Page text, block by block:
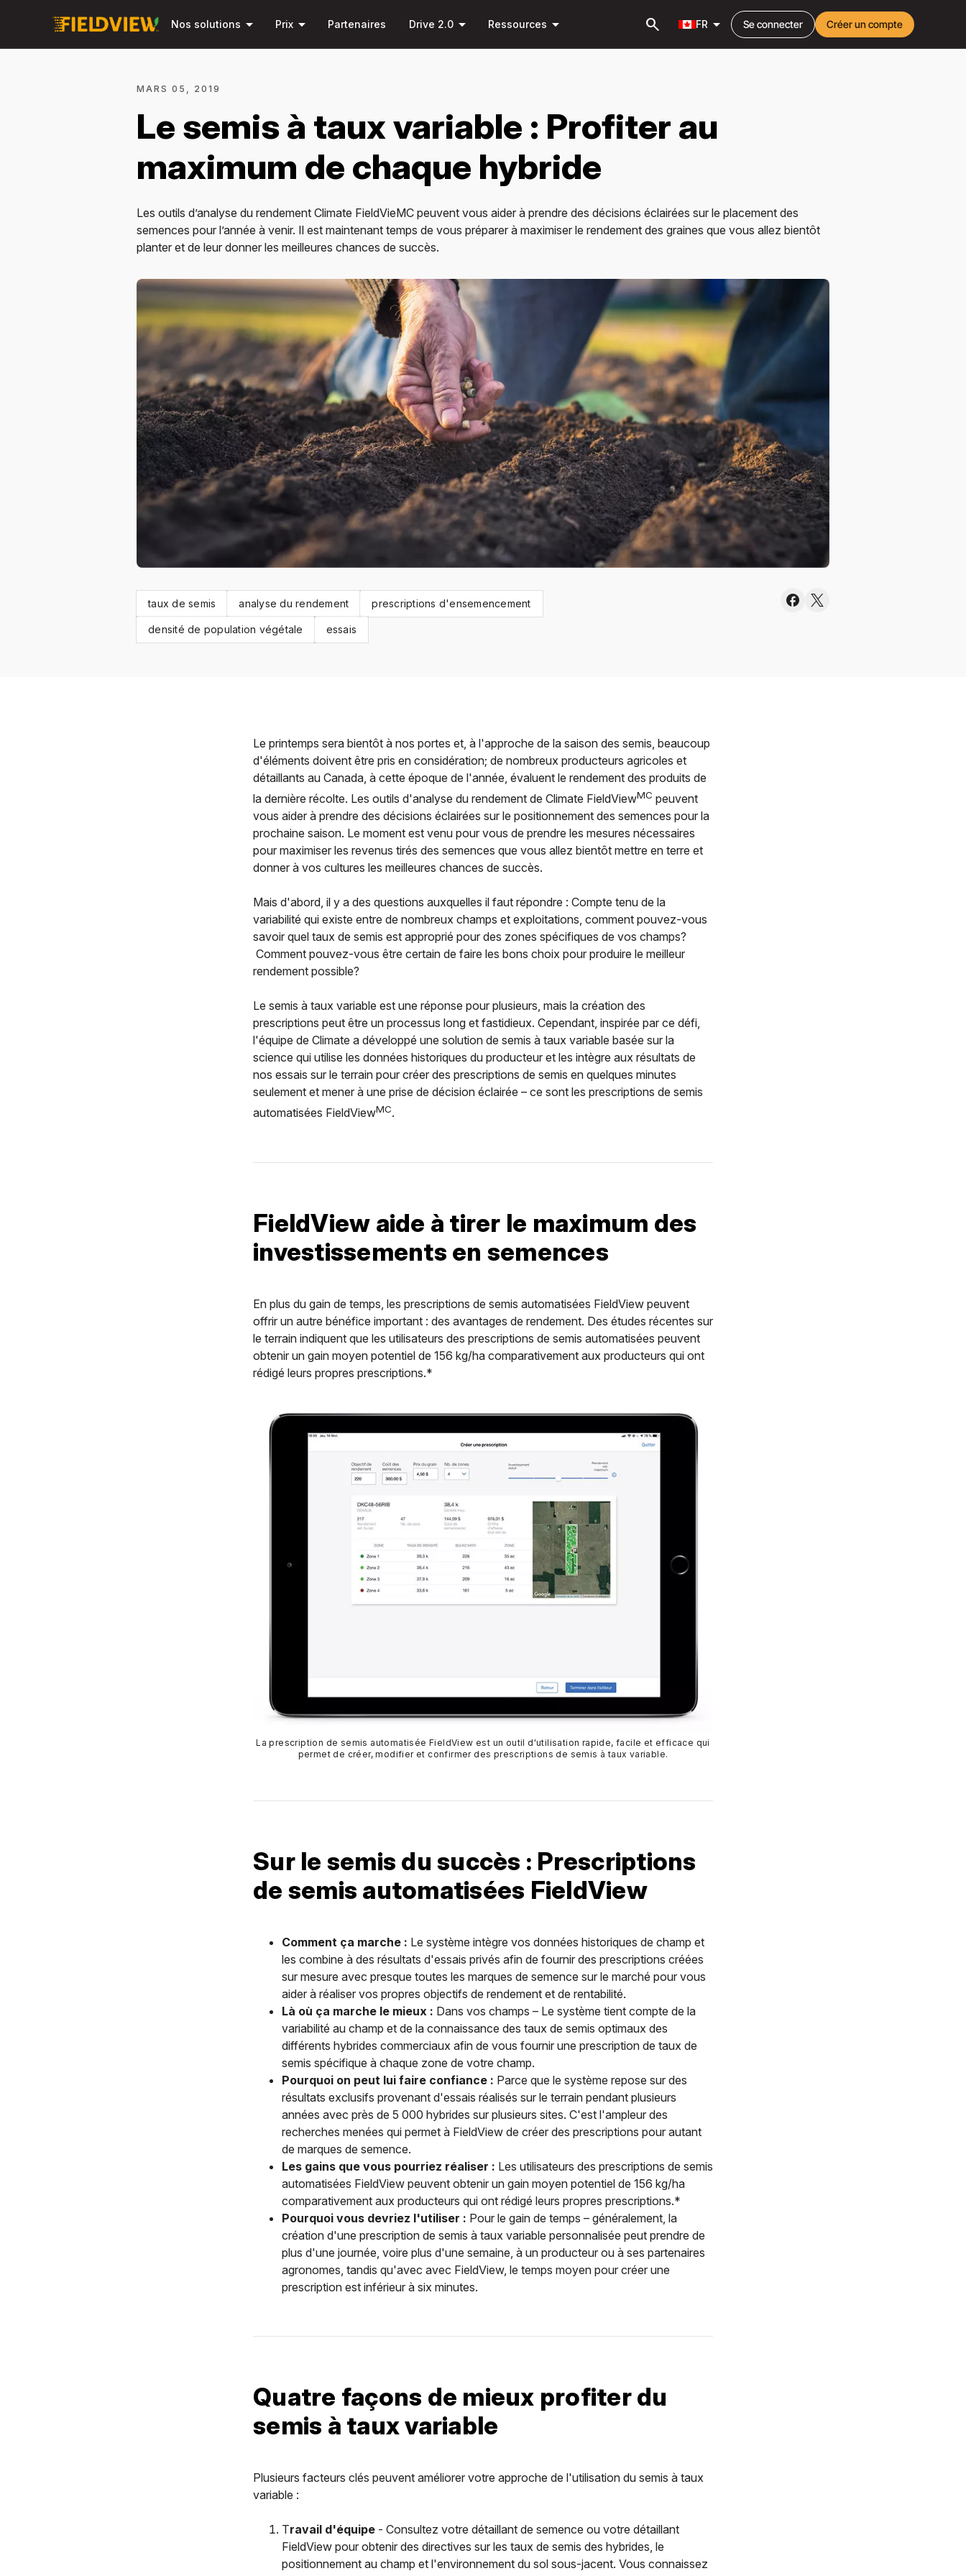
au
principal
Nos solutions arrow_drop_down Prix arrow_drop_down Partenaires Drive 2.0 arrow_drop_down Ressources arrow_drop_down search FR arrow_drop_down Se connecter Créer un compte
MARS 05, 2019
Le semis à taux variable : Profiter au
maximum de chaque hybride
Les outils d’analyse du rendement Climate FieldVieMC peuvent vous aider à prendre des décisions éclairées sur le placement des
semences pour l’année à venir. Il est maintenant temps de vous préparer à maximiser le rendement des graines que vous allez bientôt
planter et de leur donner les meilleures chances de succès.
taux de semis analyse du rendement prescriptions d'ensemencement
densité de population végétale essais
Le printemps sera bientôt à nos portes et, à l'approche de la saison des semis, beaucoup
d'éléments doivent être pris en considération; de nombreux producteurs agricoles et
détaillants au Canada, à cette époque de l'année, évaluent le rendement des produits de
la dernière récolte. Les outils d'analyse du rendement de Climate FieldViewMC peuvent
vous aider à prendre des décisions éclairées sur le positionnement des semences pour la
prochaine saison. Le moment est venu pour vous de prendre les mesures nécessaires
pour maximiser les revenus tirés des semences que vous allez bientôt mettre en terre et
donner à vos cultures les meilleures chances de succès.
Mais d'abord, il y a des questions auxquelles il faut répondre : Compte tenu de la
variabilité qui existe entre de nombreux champs et exploitations, comment pouvez-vous
savoir quel taux de semis est approprié pour des zones spécifiques de vos champs?
Comment pouvez-vous être certain de faire les bons choix pour produire le meilleur
rendement possible?
Le semis à taux variable est une réponse pour plusieurs, mais la création des
prescriptions peut être un processus long et fastidieux. Cependant, inspirée par ce défi,
l'équipe de Climate a développé une solution de semis à taux variable basée sur la
science qui utilise les données historiques du producteur et les intègre aux résultats de
nos essais sur le terrain pour créer des prescriptions de semis en quelques minutes
seulement et mener à une prise de décision éclairée – ce sont les prescriptions de semis
automatisées FieldViewMC.
FieldView aide à tirer le maximum des
investissements en semences
En plus du gain de temps, les prescriptions de semis automatisées FieldView peuvent
offrir un autre bénéfice important : des avantages de rendement. Des études récentes sur
le terrain indiquent que les utilisateurs des prescriptions de semis automatisées peuvent
obtenir un gain moyen potentiel de 156 kg/ha comparativement aux producteurs qui ont
rédigé leurs propres prescriptions.*
La prescription de semis automatisée FieldView est un outil d'utilisation rapide, facile et efficace qui
permet de créer, modifier et confirmer des prescriptions de semis à taux variable.
Sur le semis du succès : Prescriptions
de semis automatisées FieldView
Comment ça marche : Le système intègre vos données historiques de champ et
les combine à des résultats d'essais privés afin de fournir des prescriptions créées
sur mesure avec presque toutes les marques de semence sur le marché pour vous
aider à réaliser vos propres objectifs de rendement et de rentabilité.
Là où ça marche le mieux : Dans vos champs – Le système tient compte de la
variabilité au champ et de la connaissance des taux de semis optimaux des
différents hybrides commerciaux afin de vous fournir une prescription de taux de
semis spécifique à chaque zone de votre champ.
Pourquoi on peut lui faire confiance : Parce que le système repose sur des
résultats exclusifs provenant d'essais réalisés sur le terrain pendant plusieurs
années avec près de 5 000 hybrides sur plusieurs sites. C'est l'ampleur des
recherches menées qui permet à FieldView de créer des prescriptions pour autant
de marques de semence.
Les gains que vous pourriez réaliser : Les utilisateurs des prescriptions de semis
automatisées FieldView peuvent obtenir un gain moyen potentiel de 156 kg/ha
comparativement aux producteurs qui ont rédigé leurs propres prescriptions.*
Pourquoi vous devriez l'utiliser : Pour le gain de temps – généralement, la
création d'une prescription de semis à taux variable personnalisée peut prendre de
plus d'une journée, voire plus d'une semaine, à un producteur ou à ses partenaires
agronomes, tandis qu'avec avec FieldView, le temps moyen pour créer une
prescription est inférieur à six minutes.
Quatre façons de mieux profiter du
semis à taux variable
Plusieurs facteurs clés peuvent améliorer votre approche de l'utilisation du semis à taux
variable :
Travail d'équipe - Consultez votre détaillant de semence ou votre détaillant
FieldView pour obtenir des directives sur les taux de semis des hybrides, le
positionnement au champ et l'environnement du sol sous-jacent. Vous connaissez